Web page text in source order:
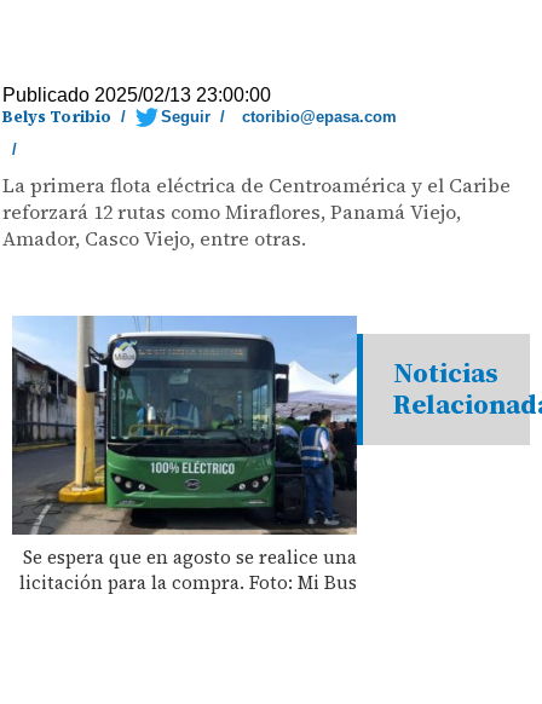
Publicado 2025/02/13 23:00:00
Belys Toribio / Seguir /
ctoribio@epasa.com
/
La primera flota eléctrica de Centroamérica y el Caribe
reforzará 12 rutas como Miraflores, Panamá Viejo,
Amador, Casco Viejo, entre otras.
Se espera que en agosto se realice una
licitación para la compra. Foto: Mi Bus
Noticias